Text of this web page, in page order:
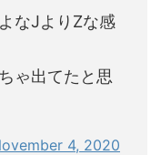
なJよりZな感
ゃ出てたと思
4, 2020